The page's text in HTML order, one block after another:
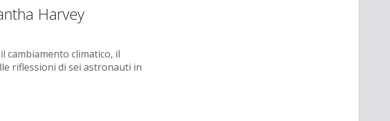
Harvey
cambiamento climatico, il
riflessioni di sei astronauti in